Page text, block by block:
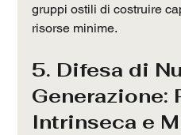
gruppi ostili di costruire
risorse minime.
5. Difesa di
Generazione:
Intrinseca e